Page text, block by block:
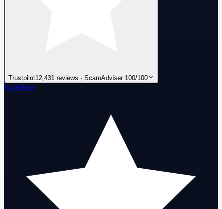
Trustpilot12,431 reviews · ScamAdviser 100/100
Excellent